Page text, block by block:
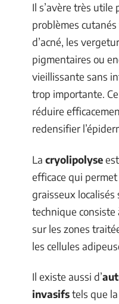
Il s’avère très
problèmes
d’acné, les
pigmentaires ou
vieillissante sans
trop importante.
réduire
redensifier
La cryolipolyse
efficace qui
graisseux localisés
technique consiste
sur les zones
les cellules
Il existe aussi d’
invasifstels que